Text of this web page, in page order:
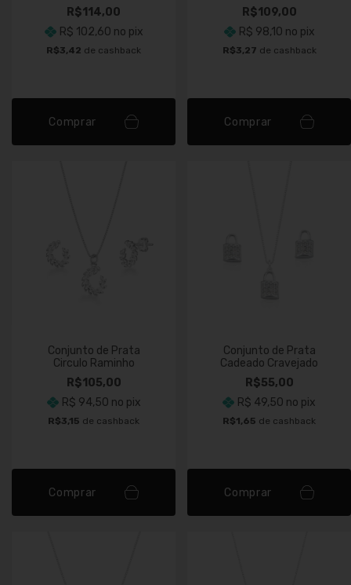
R$114,00
R$ 102,60 no pix
R$3,42 de cashback
Comprar
R$109,00
R$ 98,10 no pix
R$3,27 de cashback
Comprar
Conjunto de Prata
Circulo Raminho
R$105,00
R$ 94,50 no pix
R$3,15 de cashback
Comprar
Conjunto de Prata
Cadeado Cravejado
R$55,00
R$ 49,50 no pix
R$1,65 de cashback
Comprar